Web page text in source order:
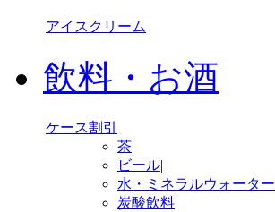
アイスクリーム
飲料・お酒
ケース割引
茶|
ビール|
水・ミネラルウォーター
炭酸飲料|